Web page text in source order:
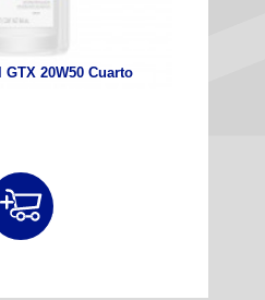
20W50 Cuarto